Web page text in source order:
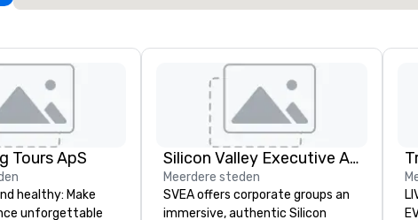
Tours ApS
healthy: Make
unforgettable
Silicon Valley Executive Academy
Meerdere steden
SVEA offers corporate groups an
immersive, authentic Silicon